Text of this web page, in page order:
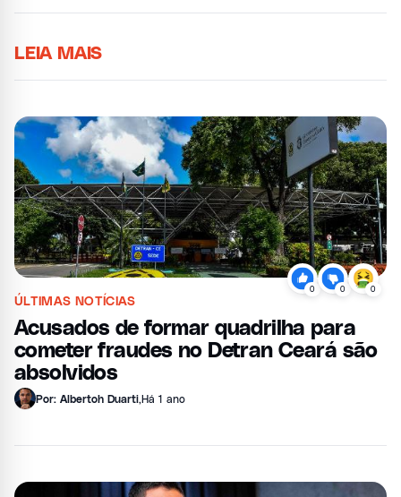
LEIA MAIS
0 0 0
ÚLTIMAS NOTÍCIAS
Acusados de formar quadrilha para
cometer fraudes no Detran Ceará são
absolvidos
Por: Albertoh Duarti,Há 1 ano